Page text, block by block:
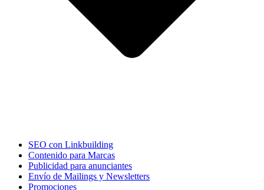
SEO con Linkbuilding
Contenido para Marcas
Publicidad para anunciantes
Envío de Mailings y Newsletters
Promociones